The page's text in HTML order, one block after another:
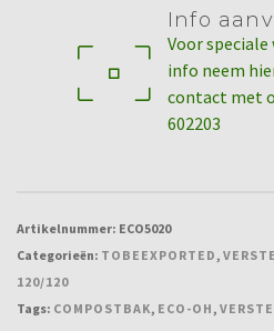
Info
Voor speciale
info neem
contact met
602203
Artikelnummer: ECO5020
Categorieën: TOBEEXPORTED ,
120/120
Tags: COMPOSTBAK, ECO-OH ,